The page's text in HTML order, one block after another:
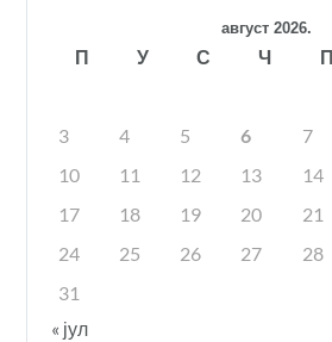
август 2026.
П У С Ч П
3
4 5 6 7
10
11 12 13 14
17
18 19 20 21
24
25 26 27 28
31
« јул